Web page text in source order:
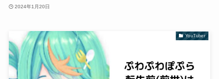
2024年1月20日
YouTuber